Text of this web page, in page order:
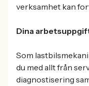
verksamhet kan
Dina
Som
du med allt från
diagnostisering